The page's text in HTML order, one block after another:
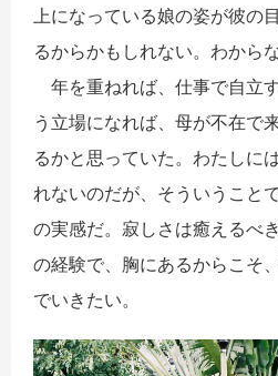
上になっている娘の姿が彼の
るからかもしれない。わからな
年を重ねれば、仕事で自立
う立場になれば、母が不在で
るかと思っていた。わたしに
れないのだが、そういうこと
の実感だ。寂しさは癒えるべ
の経験で、胸にあるからこそ、
でいきたい。